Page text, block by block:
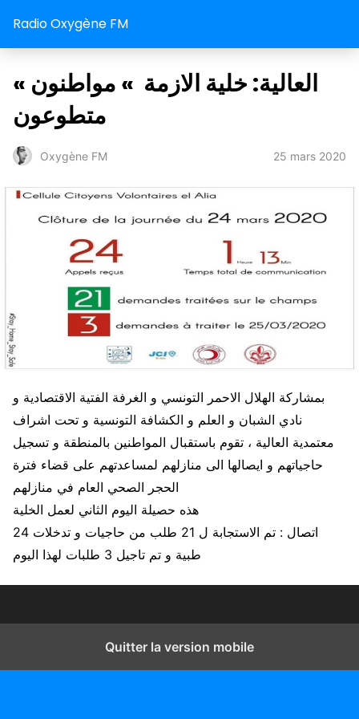
Radio Oxygène FM
« العالية: خلية الازمة » مواطنون
متطوعون
Oxygène FM 25 mars 2020
بمشاركة الهلال الاحمر التونسي و الغرفة الفتية الاقتصادية و
نادي الشبان و العلم و الكشافة التونسية و تحت اشراف
معتمدية العالية ، تقوم باستقبال المواطنين بالمنطقة و تسجيل
حاجياتهم و ايصالها الى منازلهم لمساعدتهم على قضاء فترة
24 اتصال : تم الاستجابة ل 21 طلب من حاجيات و تدخلات
طبية و تم تاجيل 3 طلبات لهذا اليوم
Quitter la version mobile